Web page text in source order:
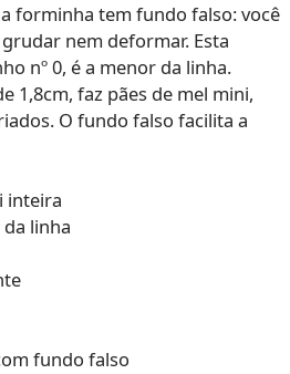
forminha tem fundo falso: você
nem deformar. Esta
nº 0, é a menor da linha.
1,8cm, faz pães de mel mini,
O fundo falso facilita a
inteira
linha
fundo falso